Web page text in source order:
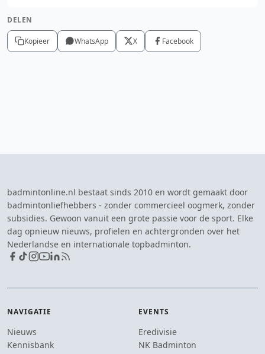
DELEN
Kopieer WhatsApp X Facebook
badmintonline.nl bestaat sinds 2010 en wordt gemaakt door
badmintonliefhebbers - zonder commercieel oogmerk, zonder
subsidies. Gewoon vanuit een grote passie voor de sport. Elke
dag opnieuw nieuws, profielen en achtergronden over het
Nederlandse en internationale topbadminton.
NAVIGATIE
Nieuws
Kennisbank
EVENTS
Eredivisie
NK Badminton